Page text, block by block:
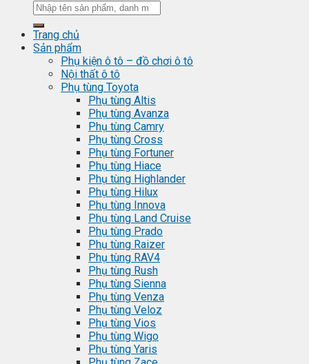
Trang chủ
Sản phẩm
Phụ kiện ô tô – đồ chơi ô tô
Nội thất ô tô
Phụ tùng Toyota
Phụ tùng Altis
Phụ tùng Avanza
Phụ tùng Camry
Phụ tùng Cross
Phụ tùng Fortuner
Phụ tùng Hiace
Phụ tùng Highlander
Phụ tùng Hilux
Phụ tùng Innova
Phụ tùng Land Cruise
Phụ tùng Prado
Phụ tùng Raizer
Phụ tùng RAV4
Phụ tùng Rush
Phụ tùng Sienna
Phụ tùng Venza
Phụ tùng Veloz
Phụ tùng Vios
Phụ tùng Wigo
Phụ tùng Yaris